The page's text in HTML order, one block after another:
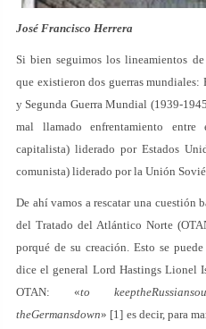
José Francisco Herrera
Si bien seguimos los lineamientos
que existieron dos guerras
y Segunda Guerra Mundial (1939-
mal llamado enfrentamiento
capitalista) liderado por Estados
comunista) liderado por la Unión
De ahí vamos a rescatar una cuestión
del Tratado del Atlántico Norte
porqué de su creación. Esto se
dice el general Lord Hastings Lionel
OTAN: «to
theGermansdown» [1] es decir, para